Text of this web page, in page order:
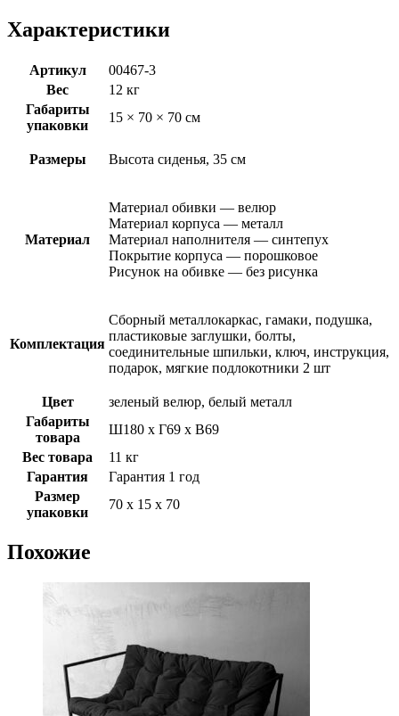
Характеристики
Артикул
00467-3
Вес
12 кг
Габариты
упаковки
15 × 70 × 70 см
Размеры Высота сиденья, 35 см
Материал
Материал обивки — велюр
Материал корпуса — металл
Материал наполнителя — синтепух
Покрытие корпуса — порошковое
Рисунок на обивке — без рисунка
Комплектация
Сборный металлокаркас, гамаки, подушка,
пластиковые заглушки, болты,
соединительные шпильки, ключ, инструкция,
подарок, мягкие подлокотники 2 шт
Цвет
зеленый велюр, белый металл
Габариты
товара
Ш180 х Г69 х В69
Вес товара
11 кг
Гарантия
Гарантия 1 год
Размер
упаковки
70 х 15 х 70
Похожие